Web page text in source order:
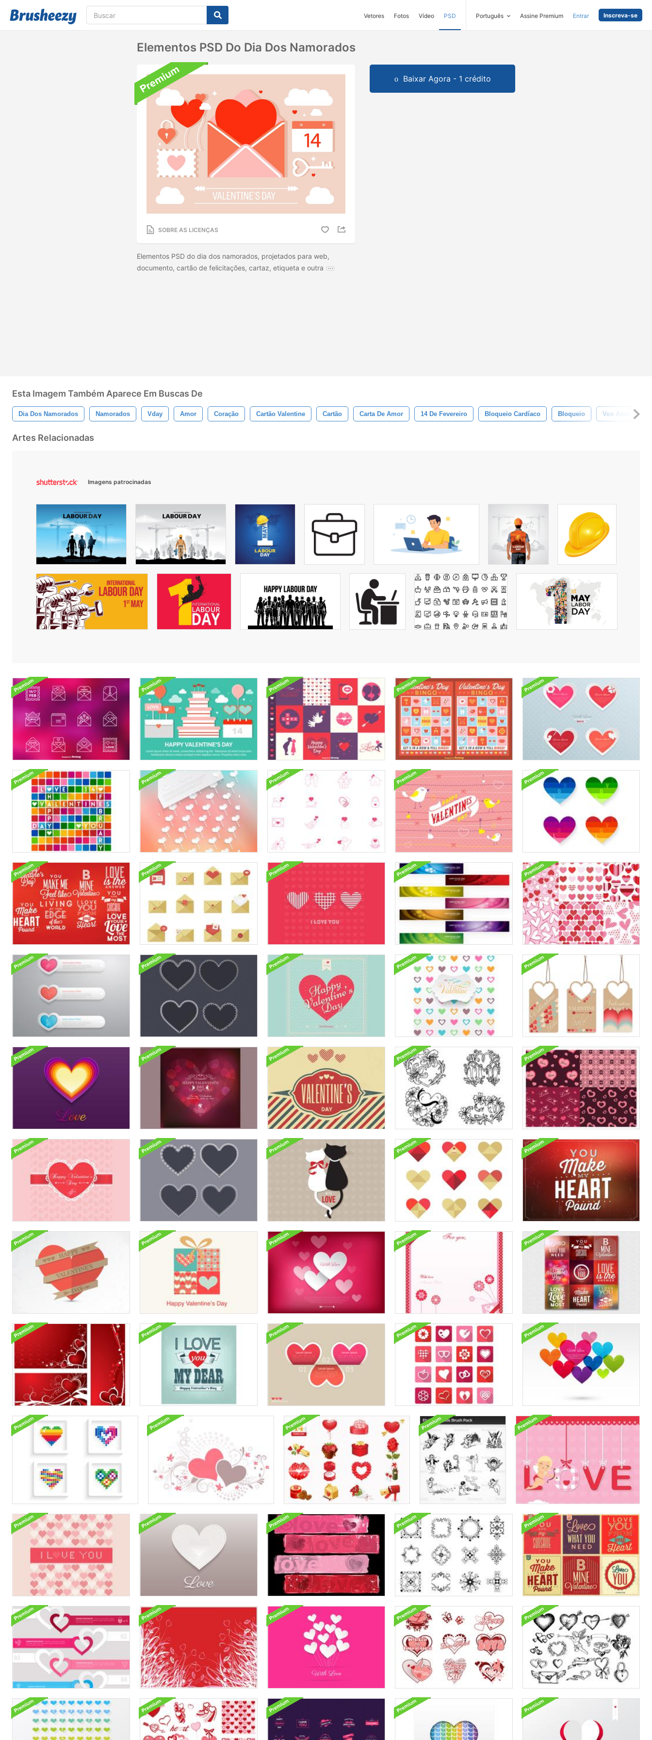
Vetores Fotos Vídeo PSD Português Assine Premium Entrar Inscreva-se
Elementos PSD Do Dia Dos Namorados
SOBRE AS LICENÇAS
Elementos PSD do dia dos namorados, projetados para web,
documento, cartão de felicitações, cartaz, etiqueta e outra
Baixar Agora - 1 crédito
Esta Imagem Também Aparece Em Buscas De
Dia Dos Namorados Namorados Vday Amor Coração Cartão Valentine Cartão Carta De Amor 14 De Fevereiro Bloqueio Cardíaco Bloqueio Vos Amo
Artes Relacionadas
Imagens patrocinadas